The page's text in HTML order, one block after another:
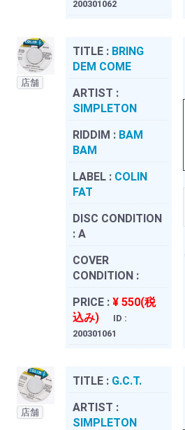
200301062
店舗
TITLE : BRING
DEM COME
ARTIST :
SIMPLETON
RIDDIM : BAM
BAM
LABEL : COLIN
FAT
DISC CONDITION
: A
COVER
CONDITION :
PRICE : ¥ 550(税
込み)
ID :
200301061
店舗
TITLE : G.C.T.
ARTIST :
SIMPLETON